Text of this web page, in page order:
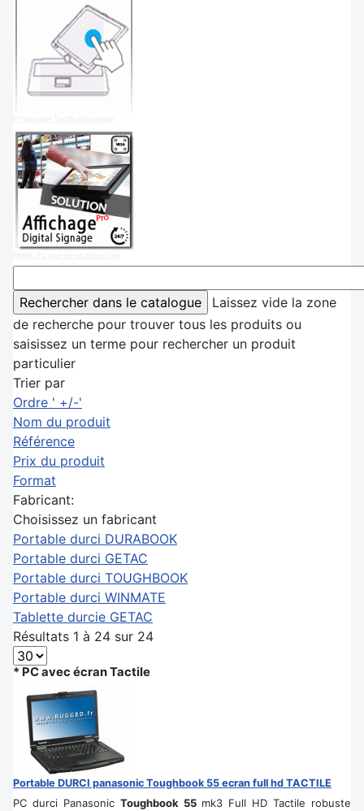
Laissez vide la zone
de recherche pour trouver tous les produits ou
saisissez un terme pour rechercher un produit
particulier
Trier par
Ordre ' +/-'
Nom du produit
Référence
Prix du produit
Format
Fabricant:
Choisissez un fabricant
Portable durci DURABOOK
Portable durci GETAC
Portable durci TOUGHBOOK
Portable durci WINMATE
Tablette durcie GETAC
Résultats 1 à 24 sur 24
* PC avec écran Tactile
Portable DURCI panasonic Toughbook 55 ecran full hd TACTILE
PC durci Panasonic Toughbook 55mk3 Full HD Tactile robuste